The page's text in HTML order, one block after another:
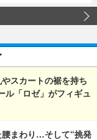
スカートの裾を持ち
ル「ロゼ」がフィギュ
腰まわり…そして“挑発